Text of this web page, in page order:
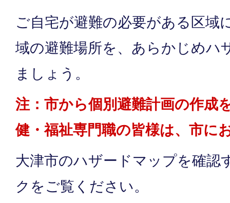
ご自宅が避難の必要がある区域
域の避難場所を、あらかじめハ
ましょう。
注：市から個別避難計画の作成
健・福祉専門職の皆様は、市に
大津市のハザードマップを確認
クをご覧ください。